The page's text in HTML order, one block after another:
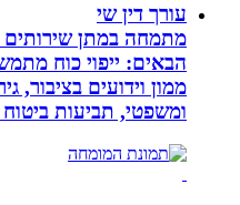
עורך דין שי
מתמחה במתן שירותים
הבאים: ייפוי כוח מתמשך,
ממון וידועים בציבור,
ומשפטי, תביעות ביטוח